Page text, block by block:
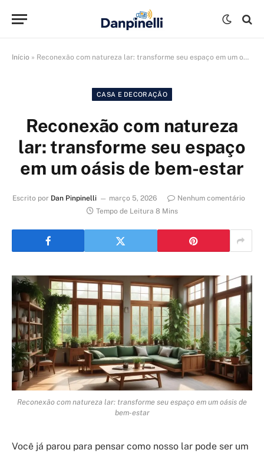
Início » Reconexão com natureza lar: transforme seu espaço em um oásis de bem-estar
CASA E DECORAÇÃO
Reconexão com natureza
lar: transforme seu espaço
em um oásis de bem-estar
Escrito por Dan Pinpinelli março 5, 2026
Nenhum comentário
Tempo de Leitura 8 Mins
Reconexão com natureza lar: transforme seu espaço em um oásis de
bem-estar
Você já parou para pensar como nosso lar pode ser um